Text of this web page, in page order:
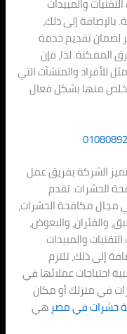
والمبيدات
بالإضافة إلى ذلك،
لضمان تقديم خدمة
الممكنة. لذا، فإن
للأفراد والمنشآت التي
منها بشكل فعال
الشركة بفريق عمل
الحشرات. تقدم
مجال مكافحة الحشرات،
والفئران، والبعوض،
والمبيدات
إلى ذلك، تلتزم
احتياجات عملائها في
في منزلك أو مكان
حشرات في مصر هي